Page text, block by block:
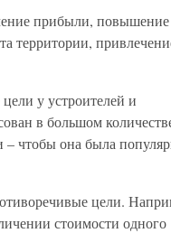
прибыли, повышение
территории,
у устроителей и
в большом
– чтобы она была
цели.
стоимости одного